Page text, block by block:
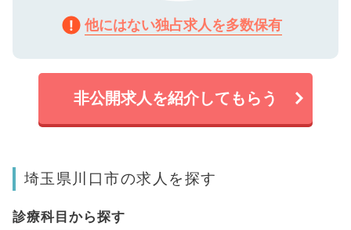
他にはない独占求人を多数保有
非公開求人を紹介してもらう
埼玉県川口市の求人を探す
診療科目から探す